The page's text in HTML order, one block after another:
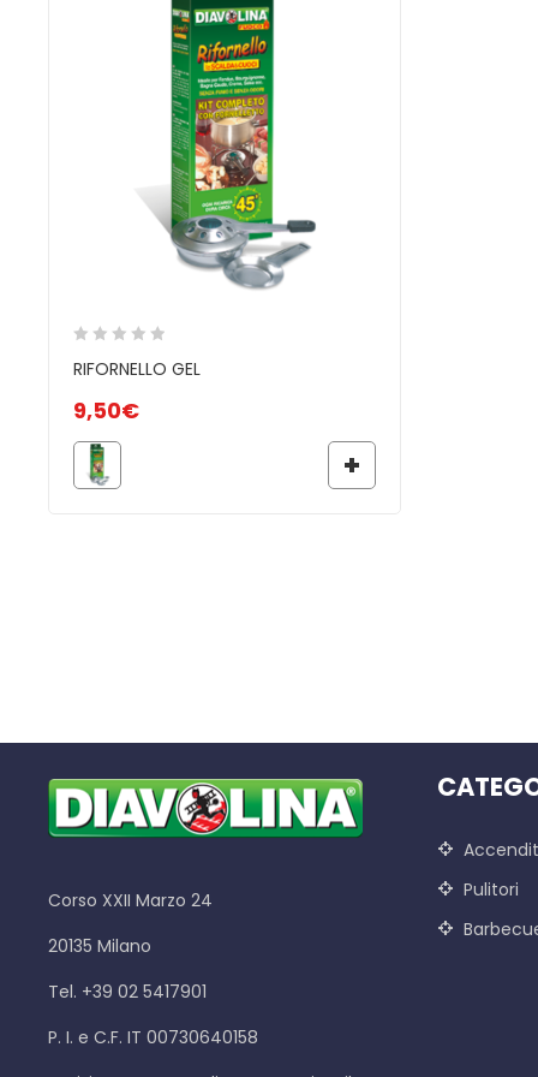
RIFORNELLO GEL
9,50€
Corso XXII Marzo 24
20135 Milano
Tel. +39 02 5417901
P. I. e C.F. IT 00730640158
Pulitori